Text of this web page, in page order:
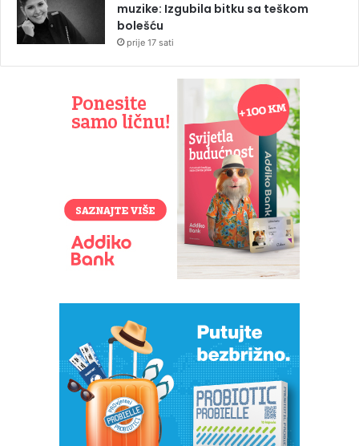
muzike: Izgubila bitku sa teškom
bolešću
prije 17 sati